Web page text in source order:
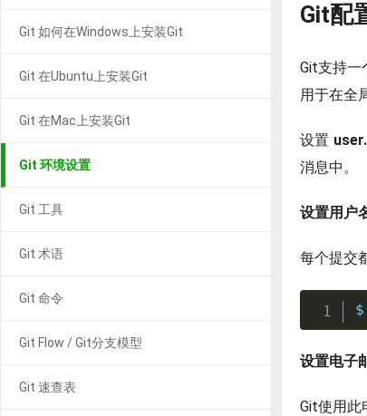
Git配
Git支持一
用于在全
设置
消息中。
设置用户
每个提交
$
设置电子
Git使用此
Git 如何在Windows上安装Git
Git 在Ubuntu上安装Git
Git 在Mac上安装Git
Git 环境设置
Git 工具
Git 术语
Git 命令
Git Flow / Git分支模型
Git 速查表